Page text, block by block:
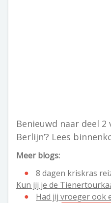
Benieuwd naar deel 2
Berlijn’? Lees
Meer blogs:
8 dagen kriskras
Kun jij je de
Had jij vroeger ook